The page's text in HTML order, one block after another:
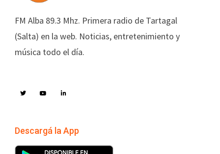
FM Alba 89.3 Mhz. Primera radio de Tartagal
(Salta) en la web. Noticias, entretenimiento y
música todo el día.
Descargá la App